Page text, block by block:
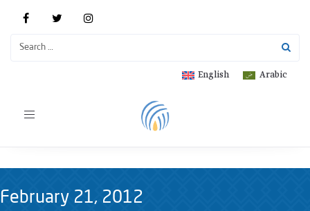
Arabic
English
Toggle
February 21, 2012